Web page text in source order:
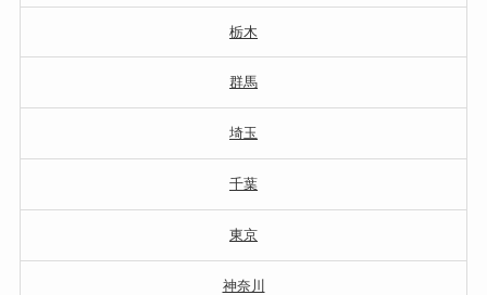
栃木
群馬
埼玉
千葉
東京
神奈川